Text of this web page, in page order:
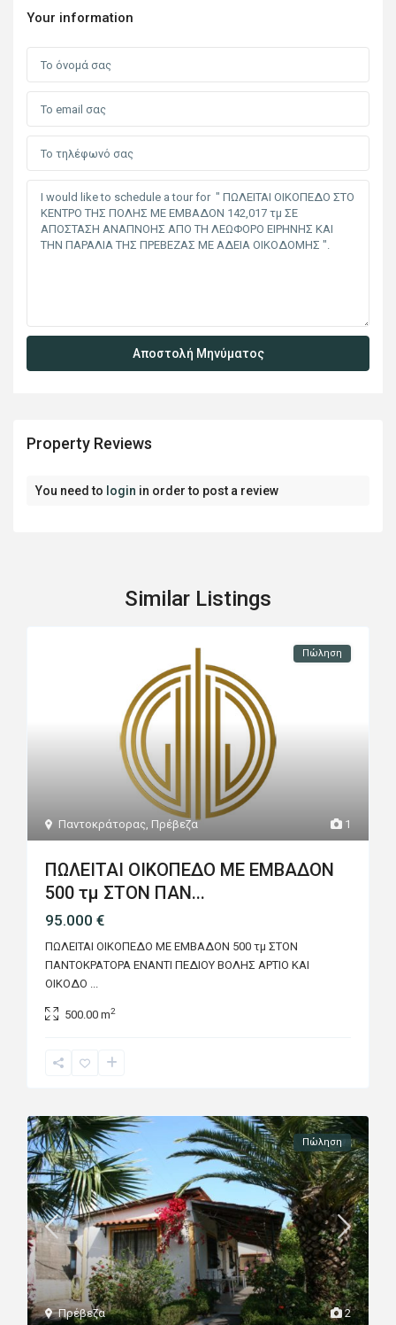
Your information
Property Reviews
You need to login in order to post a review
Similar Listings
1
Παντοκράτορας, Πρέβεζα
Πώληση
ΠΩΛΕΙΤΑΙ ΟΙΚΟΠΕΔΟ ΜΕ ΕΜΒΑΔΟΝ
500 τμ ΣΤΟΝ ΠΑΝ...
95.000 €
ΠΩΛΕΙΤΑΙ ΟΙΚΟΠΕΔΟ ΜΕ ΕΜΒΑΔΟΝ 500 τμ ΣΤΟΝ
ΠΑΝΤΟΚΡΑΤΟΡΑ ΕΝΑΝΤΙ ΠΕΔΙΟΥ ΒΟΛΗΣ ΑΡΤΙΟ ΚΑΙ
ΟΙΚΟΔΟ ...
500.00 m2
2
Πρέβεζα
Πώληση